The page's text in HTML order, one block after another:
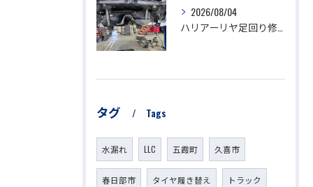
2026/08/04
タグ Tags
水漏れ LLC 五霞町 久喜市
春日部市 タイヤ履き替え トラック